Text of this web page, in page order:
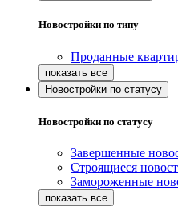
Новостройки по типу
Проданные
Новостройки по статусу
Новостройки по статусу
Завершенные
Строящиеся
Замороженные